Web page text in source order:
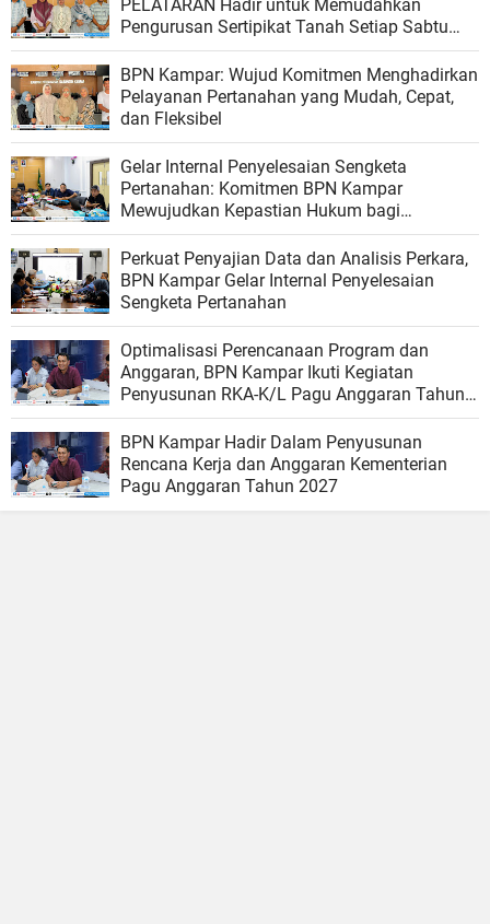
PELATARAN Hadir untuk Memudahkan
Pengurusan Sertipikat Tanah Setiap Sabtu
dan Minggu
BPN Kampar: Wujud Komitmen Menghadirkan
Pelayanan Pertanahan yang Mudah, Cepat,
dan Fleksibel
Gelar Internal Penyelesaian Sengketa
Pertanahan: Komitmen BPN Kampar
Mewujudkan Kepastian Hukum bagi
Masyarakat
Perkuat Penyajian Data dan Analisis Perkara,
BPN Kampar Gelar Internal Penyelesaian
Sengketa Pertanahan
Optimalisasi Perencanaan Program dan
Anggaran, BPN Kampar Ikuti Kegiatan
Penyusunan RKA-K/L Pagu Anggaran Tahun
2027
BPN Kampar Hadir Dalam Penyusunan
Rencana Kerja dan Anggaran Kementerian
Pagu Anggaran Tahun 2027